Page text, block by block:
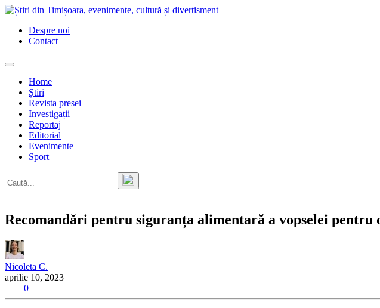
Skip
contentDespre noi
Contact
Home
Știri
Revista presei
Investigații
Reportaj
Editorial
Evenimente
Sport
Recomandări pentru siguranța alimentară a vopselei pentru
Nicoleta C.
aprilie 10, 2023
0